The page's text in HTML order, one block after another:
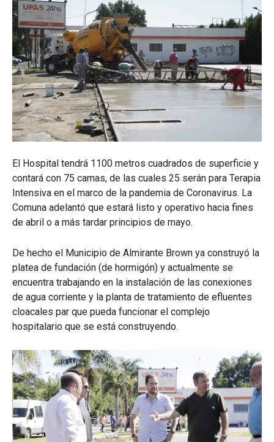
El Hospital tendrá 1100 metros cuadrados de superficie y
contará con 75 camas, de las cuales 25 serán para Terapia
Intensiva en el marco de la pandemia de Coronavirus. La
Comuna adelantó que estará listo y operativo hacia fines
de abril o a más tardar principios de mayo.
De hecho el Municipio de Almirante Brown ya construyó la
platea de fundación (de hormigón) y actualmente se
encuentra trabajando en la instalación de las conexiones
de agua corriente y la planta de tratamiento de efluentes
cloacales par que pueda funcionar el complejo
hospitalario que se está construyendo.